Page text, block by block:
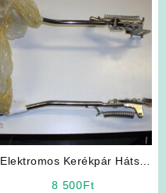
Elektromos Kerékpár Hátsó
8 500Ft